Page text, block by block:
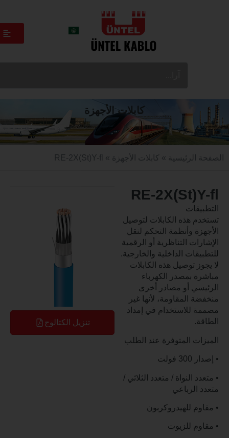
كابلات الأجهزة
» كابلات الأجهزة » RE-2X(St)Y-fl
RE-
هذه الكابلات لتوصيل
وأنظمة التحكم لنقل
التناظرية أو الرقمية
الداخلية والخارجية.
توصيل هذه الكابلات
بمصدر الكهرباء
أو مصادر أخرى
المقاومة، لأنها غير
للاستخدام في إمداد
المتوفرة عند الطلب
النواة / متعدد الثلاثي /
للهيدروكربون
للزيوت
تنزيل الكتالوج